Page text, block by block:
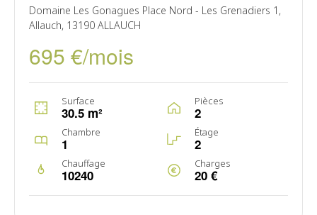
Domaine Les Gonagues Place Nord - Les Grenadiers 1,
Allauch, 13190 ALLAUCH
695 €/mois
Surface
30.5 m²
Pièces
2
Chambre
1
Étage
2
Chauffage
10240
Charges
20 €